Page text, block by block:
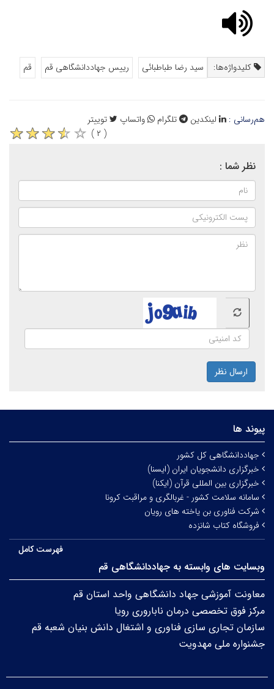
کلیدواژه‌ها: سید رضا طباطبائی رییس جهاددانشگاهی قم قم
هم‌رسانی : لینکدین تلگرام واتساپ
توییتر
( ۲ )
نظر شما :
ارسال نظر
پیوند ها
جهاددانشگاهی کل کشور
خبرگزاری دانشجویان ایران (ایسنا)
خبرگزاری بین المللی قرآن (ایکنا)
سامانه سلامت کشور - غربالگری و مراقبت کرونا
شرکت فناوری بن یاخته های رویان
فروشگاه کتاب شانزده
فهرست کامل
وبسایت های وابسته به جهاددانشگاهی قم
معاونت آموزشی جهاد دانشگاهی واحد استان قم
مرکز فوق تخصصی درمان ناباروری رویا
سازمان تجاری سازی فناوری و اشتغال دانش بنیان شعبه قم
جشنواره ملی مهدویت